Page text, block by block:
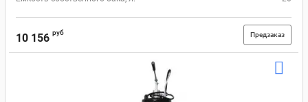
10 156 руб Предзаказ